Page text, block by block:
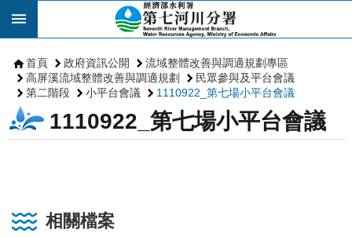
跳到主要內容區塊
首頁 政府資訊公開
流域整體改善與調適規劃專區
高屏溪流域整體改善與調適規劃
民眾參與及平台會議
第二階段
小平台會議 1110922_第七場小平台會議
1110922_第七場小平台會議
相關檔案